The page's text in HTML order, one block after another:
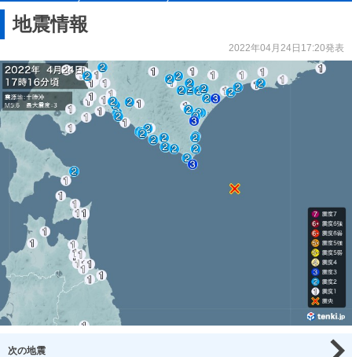
地震情報
2022年04月24日17:20発表
次の地震